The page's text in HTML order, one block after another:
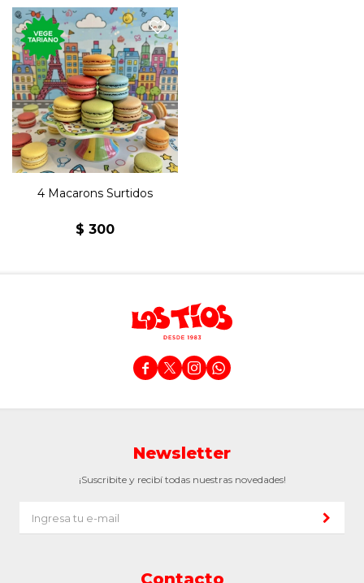
Cuatro macarons surtidos
con harina de almendras y
rellenos de ganache.
Un clásico dulce de la
repostería francesa.
4 Macarons Surtidos
$ 300
   
Contacto
Newsletter
¡Suscribite y recibí todas nuestras novedades!